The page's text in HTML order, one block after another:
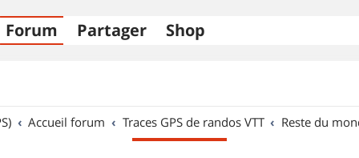
Forum Partager Shop
Accueil forum Traces GPS de randos VTT Reste du